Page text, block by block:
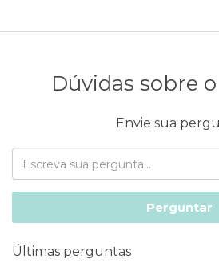
Dúvidas sobre
Envie sua
Perguntar
Últimas perguntas